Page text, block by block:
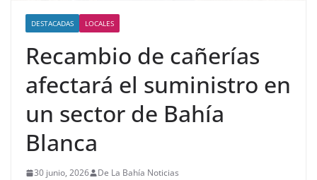
DESTACADAS LOCALES
Recambio de cañerías
afectará el suministro en
un sector de Bahía
Blanca
30 junio, 2026 De La Bahía Noticias